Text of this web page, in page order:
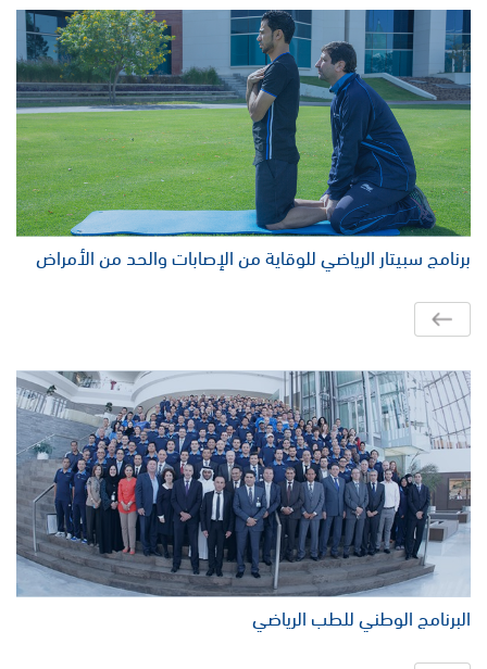
برنامج سبيتار الرياضي للوقاية من الإصابات والحد من الأمراض
البرنامج الوطني للطب الرياضي